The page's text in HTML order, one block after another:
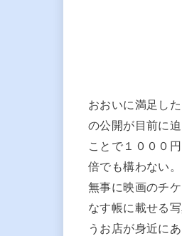
おおいに満足し
の公開が目前に
ことで１０００
倍でも構わない。
無事に映画のチ
なす帳に載せる
うお店が身近に